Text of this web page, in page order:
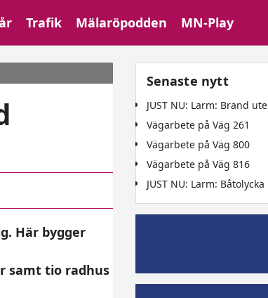
Trafik Mälaröpodden MN-Play
Här bygger
samt tio radhus
Senaste nytt
JUST NU: Larm: Brand ute
Vägarbete på Väg 261
Vägarbete på Väg 800
Vägarbete på Väg 816
JUST NU: Larm: Båtolycka